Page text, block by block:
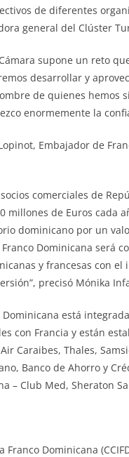
de diferentes
general del Clúster
supone un reto
desarrollar y
de quienes
enormemente la
Embajador de
comerciales de
millones de Euros cada
dominicano por un
Dominicana será
y francesas con
precisó Mónika
Dominicana está
con Francia y están
Caraibes, Thales,
Banco de Ahorro y
– Club Med, Sheraton
Franco Dominicana